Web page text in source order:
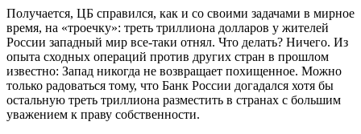
Получается, ЦБ справился, как и со своими задачами в мирное
время, на «троечку»: треть триллиона долларов у жителей
России западный мир все-таки отнял. Что делать? Ничего. Из
опыта сходных операций против других стран в прошлом
известно: Запад никогда не возвращает похищенное. Можно
только радоваться тому, что Банк России догадался хотя бы
остальную треть триллиона разместить в странах с большим
уважением к праву собственности.